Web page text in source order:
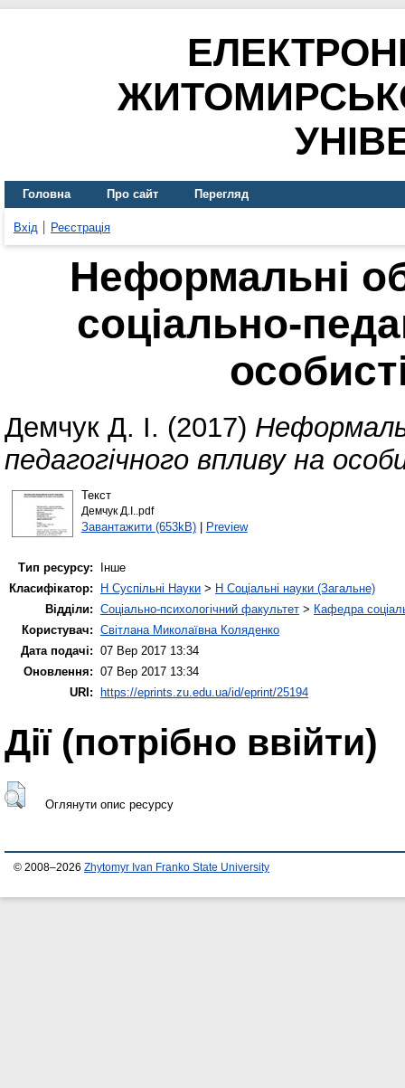
Головна Про сайт Перегляд
Вхід Реєстрація
Неформальні
соціально-
Демчук Д. І. (2017)
педагогічного впливу на
Текст
Демчук Д.І..pdf
Завантажити (653kB)| Preview
Тип ресурсу:
Інше
Класифікатор:
H Суспільні Науки > H Соціальні науки (Загальне)
Відділи: Соціально-психологічний факультет > Кафедра
Користувач: Світлана Миколаївна Коляденко
Дата подачі: 07 Вер 2017 13:34
Оновлення: 07 Вер 2017 13:34
URI:
https://eprints.zu.edu.ua/id/eprint/25194
Дії ​​(потрібно ввійти)
Оглянути опис ресурсу
© 2008–2026 Zhytomyr Ivan Franko State University